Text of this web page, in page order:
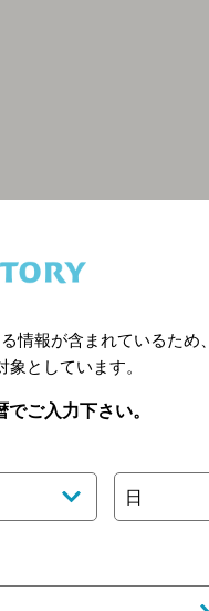
ージ
情報が含まれているため、
象としています。
ご入力下さい。
日